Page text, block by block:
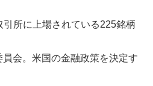
引所に上場されている225銘柄
会。米国の金融政策を決定す